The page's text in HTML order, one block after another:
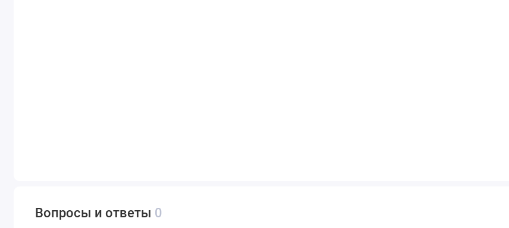
Вопросы и ответы 0